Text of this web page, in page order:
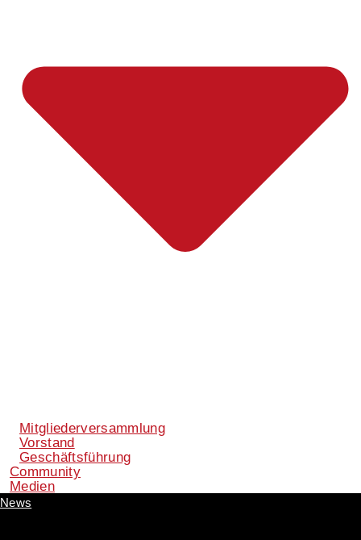
Mitgliederversammlung
Vorstand
Geschäftsführung
Community
Medien
News